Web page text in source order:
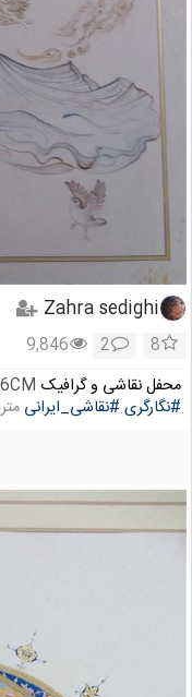
Zahra sedighi
8
2
9,846
محفل نقاشی و گرافیک
#نگارگری #نقاشی_ایرانی